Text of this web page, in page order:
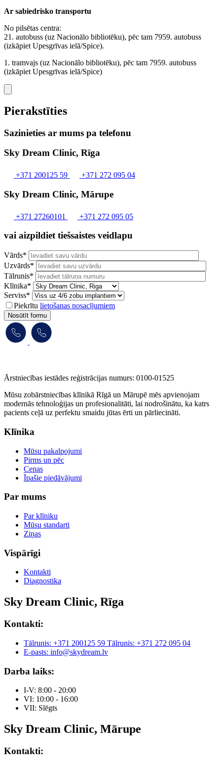
Ar sabiedrisko transportu
No pilsētas centra:
21. autobuss (uz Nacionālo bibliotēku), pēc tam 7959. autobuss
(izkāpiet Upesgrīvas ielā/Spice).
1. tramvajs (uz Nacionālo bibliotēku), pēc tam 7959. autobuss
(izkāpiet Upesgrīvas ielā/Spice)
Pierakstīties
Sazinieties ar mums pa telefonu
Sky Dream Clinic, Rīga
+371 200125 59 +371 272 095 04
Sky Dream Clinic, Mārupe
+371 27260101 +371 272 095 05
vai aizpildiet tiešsaistes veidlapu
Vārds*
Uzvārds*
Tālrunis*
Klīnika*
Serviss*
Piekrītu lietošanas nosacījumiem
Nosūtīt formu
Ārstniecības iestādes reģistrācijas numurs: 0100-01525
Mūsu zobārstniecības klīnikā Rīgā un Mārupē mēs apvienojam
modernās tehnoloģijas un profesionalitāti, lai nodrošinātu, ka katrs
pacients ceļā uz perfektu smaidu jūtas ērti un pārliecināti.
Klīnika
Mūsu pakalpojumi
Pirms un pēc
Cenas
Īpašie piedāvājumi
Par mums
Par klīniku
Mūsu standarti
Ziņas
Vispārīgi
Kontakti
Diagnostika
Sky Dream Clinic, Rīga
Kontakti:
Tālrunis: +371 200125 59 Tālrunis: +371 272 095 04
E-pasts: info@skydream.lv
Darba laiks:
I-V: 8:00 - 20:00
VI: 10:00 - 16:00
VII: Slēgts
Sky Dream Clinic, Mārupe
Kontakti: